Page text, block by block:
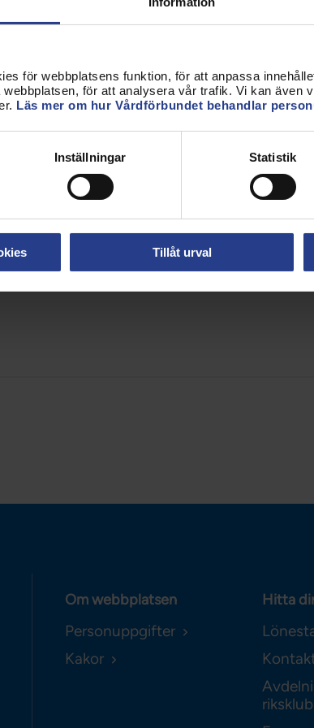
för webbplatsens funktion, för att anpassa
för att analysera vår trafik. Vi kan även
Läs mer om hur Vårdförbundet behandlar
Inställningar Statistik
Tillåt urval
Om webbplatsen
Personuppgifter
Kakor
Hitta